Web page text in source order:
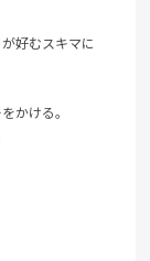
好むスキマに
かける。